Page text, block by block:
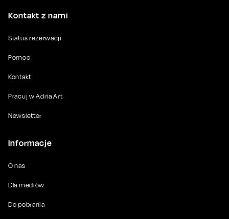
Kontakt z nami
Status rezerwacji
Pomoc
Kontakt
Pracuj w Adria Art
Newsletter
Informacje
O nas
Dla mediów
Do pobrania